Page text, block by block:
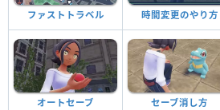
ファストトラベル 時間変更のやり方
オートセーブ セーブ消し方